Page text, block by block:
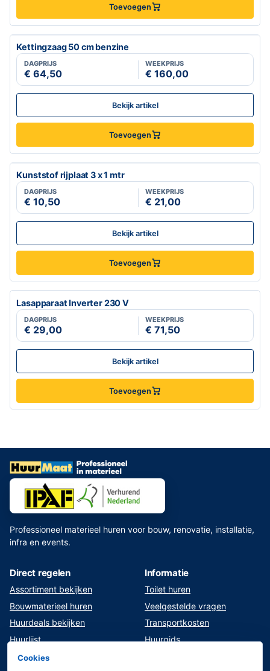
Toevoegen
Kettingzaag 50 cm benzine
DAGPRIJS
€ 64,50
WEEKPRIJS
€ 160,00
Bekijk artikel
Toevoegen
Kunststof rijplaat 3 x 1 mtr
DAGPRIJS
€ 10,50
WEEKPRIJS
€ 21,00
Bekijk artikel
Toevoegen
Lasapparaat Inverter 230 V
DAGPRIJS
€ 29,00
WEEKPRIJS
€ 71,50
Bekijk artikel
Toevoegen
Professioneel materieel huren voor bouw, renovatie, installatie,
infra en events.
Direct regelen
Assortiment bekijken
Bouwmaterieel huren
Huurdeals bekijken
Huurlijst
Klant worden
Informatie
Toilet huren
Veelgestelde vragen
Transportkosten
Huurgids
Cookies